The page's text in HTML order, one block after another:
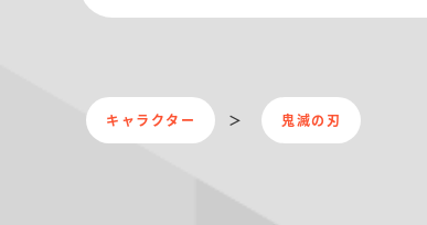
キャラクター 鬼滅の刃